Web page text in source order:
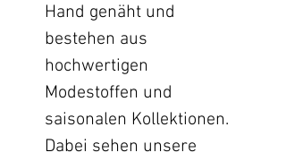
Hand genäht und
bestehen aus
hochwertigen
Modestoffen und
saisonalen Kollektionen.
Dabei sehen unsere